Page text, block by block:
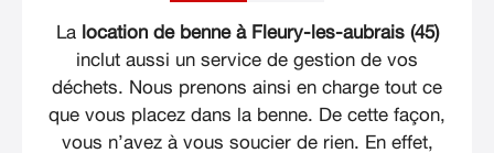
La location de benne à Fleury-les-aubrais (45)
inclut aussi un service de gestion de vos
déchets. Nous prenons ainsi en charge tout ce
que vous placez dans la benne. De cette façon,
vous n’avez à vous soucier de rien. En effet,